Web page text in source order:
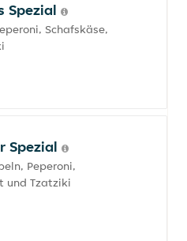
Spezial
Schafskäse,
Spezial
Peperoni,
und Tzatziki